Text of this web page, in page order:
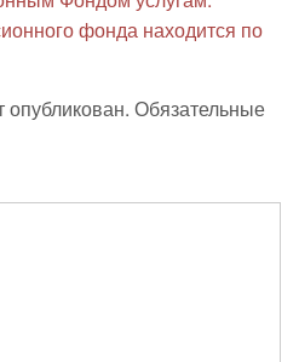
фонда находится по
Обязательные